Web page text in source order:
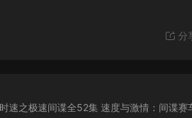
分
速之极速间谍全52集 速度与激情：间谍赛